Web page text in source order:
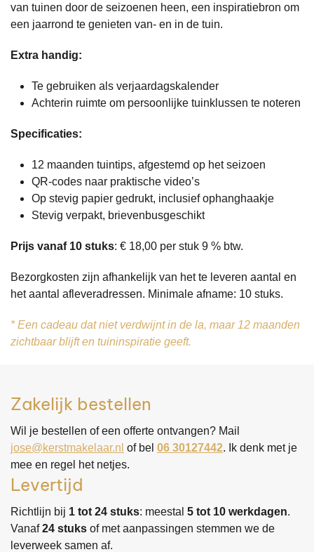
van tuinen door de seizoenen heen, een inspiratiebron om
een jaarrond te genieten van- en in de tuin.
Extra handig:
Te gebruiken als verjaardagskalender
Achterin ruimte om persoonlijke tuinklussen te noteren
Specificaties:
12 maanden tuintips, afgestemd op het seizoen
QR-codes naar praktische video’s
Op stevig papier gedrukt, inclusief ophanghaakje
Stevig verpakt, brievenbusgeschikt
Prijs vanaf 10 stuks: € 18,00 per stuk 9 % btw.
Bezorgkosten zijn afhankelijk van het te leveren aantal en
het aantal afleveradressen. Minimale afname: 10 stuks.
* Een cadeau dat niet verdwijnt in de la, maar 12 maanden
zichtbaar blijft en tuininspiratie geeft.
Zakelijk bestellen
Wil je bestellen of een offerte ontvangen? Mail
jose@kerstmakelaar.nl of bel 06 30127442. Ik denk met je
mee en regel het netjes.
Levertijd
Richtlijn bij 1 tot 24 stuks: meestal 5 tot 10 werkdagen.
Vanaf24 stuks of met aanpassingen stemmen we de
leverweek samen af.